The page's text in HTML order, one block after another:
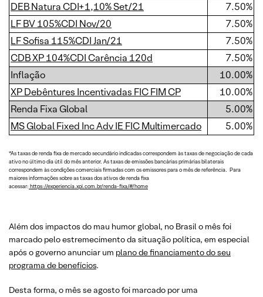
DEB Natura CDI+1,10% Set/21
7.50%
LF BV 105%CDI Nov/20
7.50%
LF Sofisa 115%CDI Jan/21
7.50%
CDB XP 104%CDI Carência 120d
7.50%
Inflação
10.00%
XP Debêntures Incentivadas FIC FIM CP
10.00%
Renda Fixa Global
5.00%
MS Global Fixed Inc Adv IE FIC Multimercado
5.00%
*As taxas de renda fixa de mercado secundário indicadas correspondem às taxas de negociação de cada
ativo no último dia útil do mês anterior. As taxas de emissões bancárias primárias bilaterais
correspondem às condições comerciais firmadas com os emissores para o mês de referência. Para
maiores informações sobre as taxas dos ativos de renda fixa
acessar: https://experiencia.xpi.com.br/renda-fixa/#/home
Além dos impactos do mau humor global, no Brasil o mês foi
marcado pelo estremecimento da situação política, em especial
após o governo anunciar um plano de financiamento do seu
programa de benefícios.
Desta forma, o mês se agosto foi marcado por uma